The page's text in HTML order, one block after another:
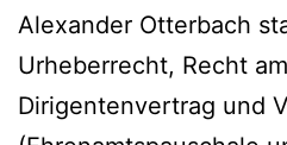
Alexander Otterbach
Urheberrecht, Recht
Dirigentenvertrag und